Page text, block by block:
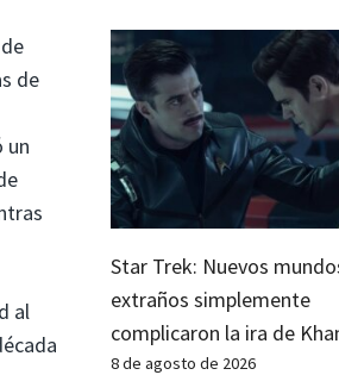
de
un
al
Star Trek: Nuevos
extraños simplemente
complicaron la ira de
8 de agosto de 2026